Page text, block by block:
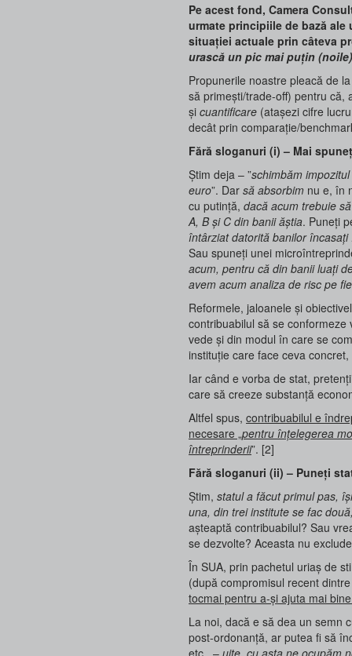
Pe acest fond, Camera
urmate principiile de bază
situației actuale prin câteva
urască un pic mai puțin
Propunerile noastre pleacă de
să primești/trade-off) pentru că,
și cuantificare (atașezi cifre
decât prin comparație/
Fără sloganuri (i) – Mai
Știm deja – ”schimbăm
euro”. Dar să absorbim nu e, în
cu putință, dacă acum trebuie
A, B și C din banii ăștia. Puneți
întârziat datorită banilor
Sau spuneți unei
acum, pentru că din banii luați
avem acum analiza de risc pe
Reformele, jaloanele și
contribuabilul să se
vede și din modul în care se
instituție care face ceva
Iar când e vorba de stat,
care să creeze substanță
Altfel spus, contribuabilul e
necesare „pentru înțelegerea
întreprinderii”. [2]
Fără sloganuri (ii) – Puneți
Știm, statul a făcut primul pas,
una, din trei institute se fac
așteaptă contribuabilul? Sau
se dezvolte? Aceasta nu
În SUA, prin pachetul uriaș de
(după compromisul recent
tocmai pentru a-și ajuta mai
La noi, dacă e să dea un semn
post-ordonanță, ar putea fi să
etc. – uite, cu asta ne ocupăm